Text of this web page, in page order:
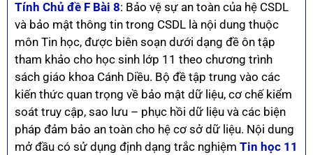
Tính Chủ đề F Bài 8: Bảo vệ sự an toàn của hệ CSDL
và bảo mật thông tin trong CSDL là nội dung thuộc
môn Tin học, được biên soạn dưới dạng đề ôn tập
tham khảo cho học sinh lớp 11 theo chương trình
sách giáo khoa Cánh Diều. Bộ đề tập trung vào các
kiến thức quan trọng về bảo mật dữ liệu, cơ chế kiểm
soát truy cập, sao lưu – phục hồi dữ liệu và các biện
pháp đảm bảo an toàn cho hệ cơ sở dữ liệu. Nội dung
mở đầu có sử dụng định dạng trắc nghiệm Tin học 11